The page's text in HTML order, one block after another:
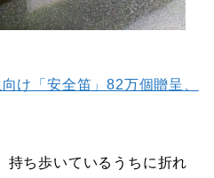
け「安全笛」82万個贈呈、
持ち歩いているうちに折れ